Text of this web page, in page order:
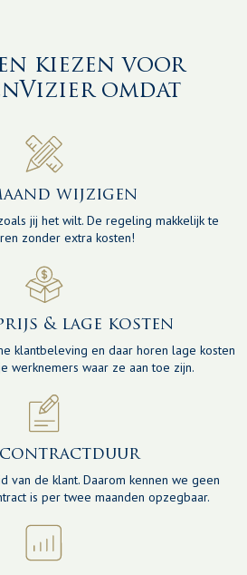
kiezen voor
omdat
wijzigen
jij het wilt. De regeling makkelijk te
zonder extra kosten!
& lage kosten
klantbeleving en daar horen lage kosten
werknemers waar ze aan toe zijn.
contractduur
van de klant. Daarom kennen we geen
is per twee maanden opzegbaar.